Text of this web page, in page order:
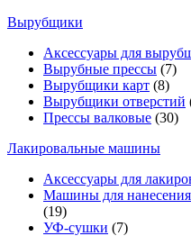
Вырубщики
Аксессуары для
Вырубные прессы (7)
Вырубщики карт (8)
Вырубщики отверстий
Прессы валковые (30)
Лакировальные машины
Аксессуары для
Машины для нанесения
(19)
УФ-сушки (7)